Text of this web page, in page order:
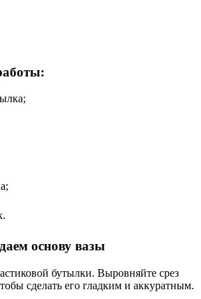
основу вазы
бутылки. Выровняйте срез
сделать его гладким и аккуратным.